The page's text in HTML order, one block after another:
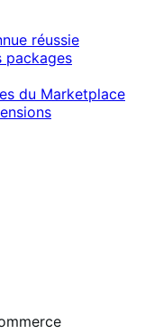
réussie
packages
du Marketplace